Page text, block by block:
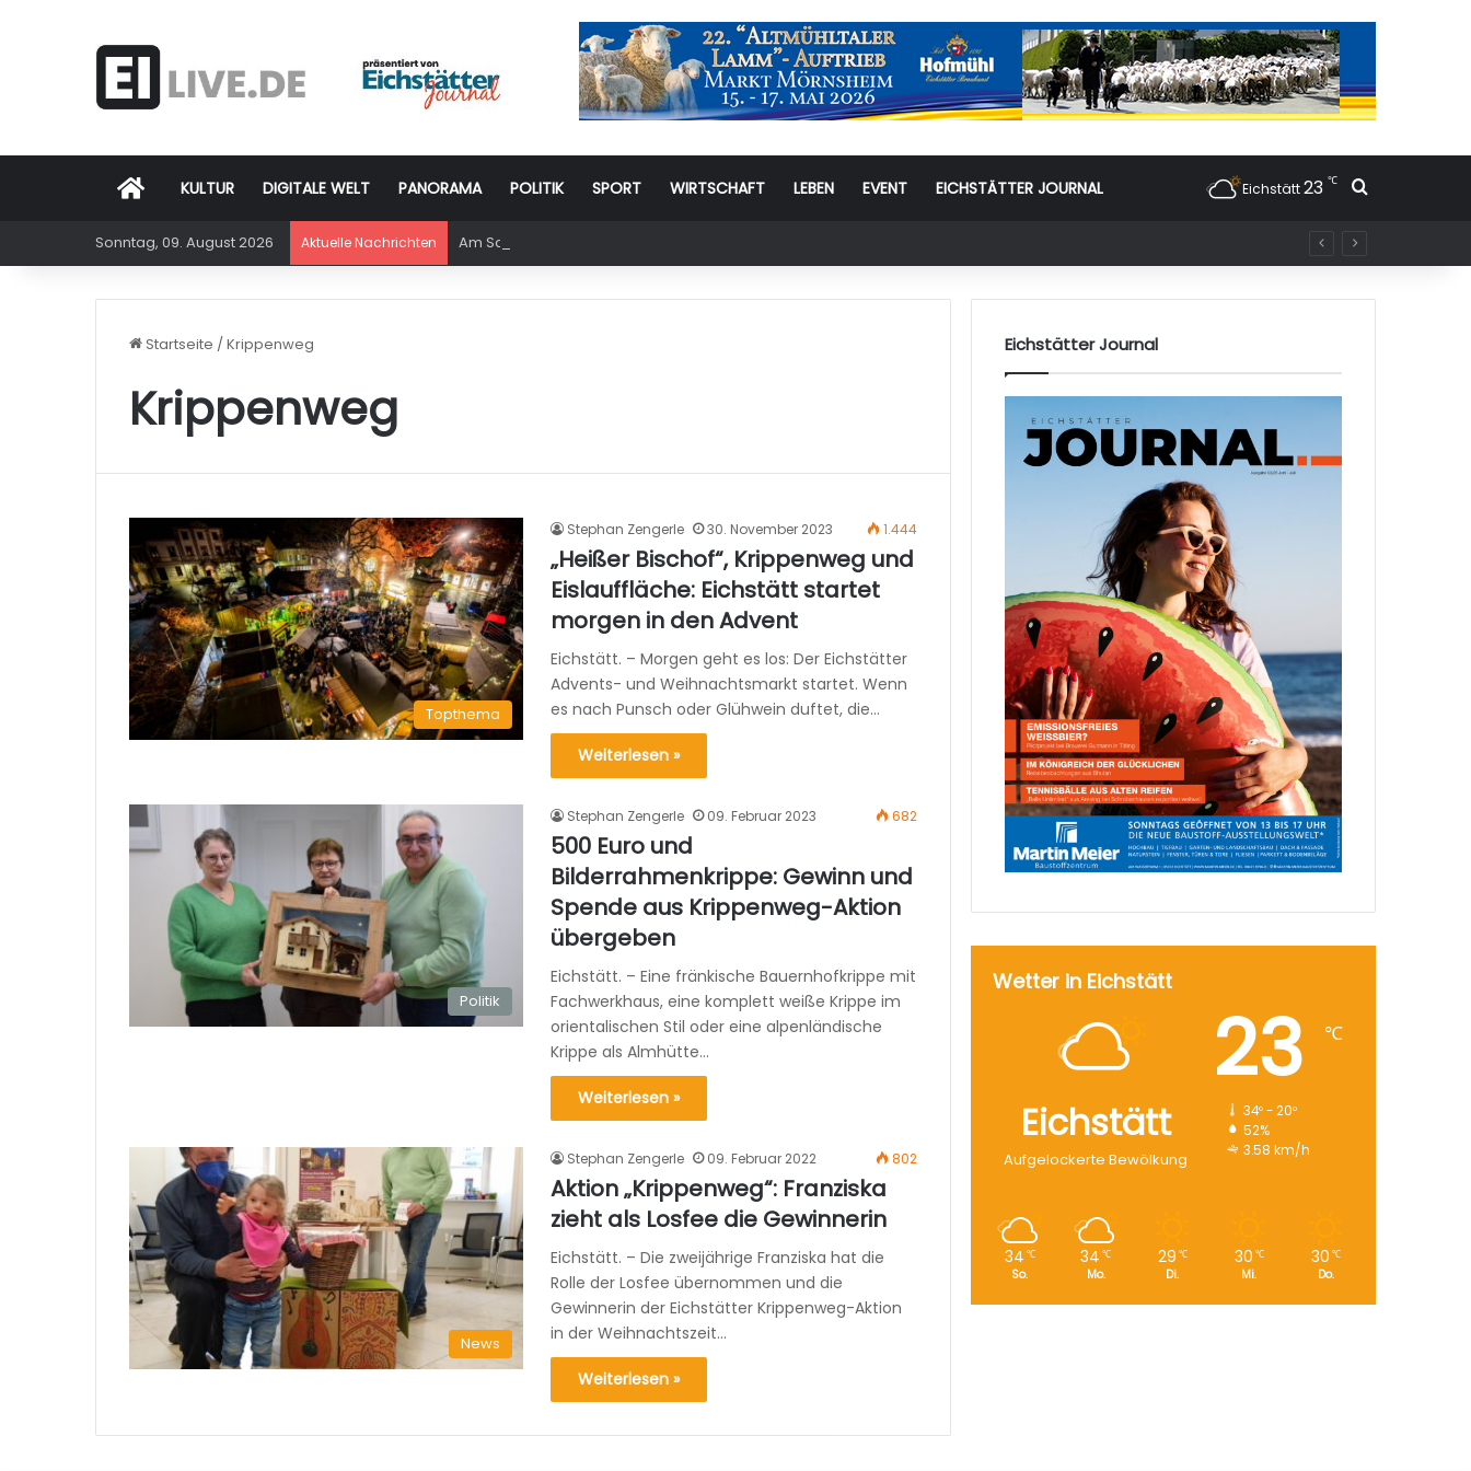
Startseite
KULTUR DIGITALE WELT PANORAMA POLITIK SPORT WIRTSCHAFT LEBEN EVENT EICHSTÄTTER JOURNAL Eichstätt23 ℃ Suchen
Sonntag, 09. August 2026 Aktuelle Nachrichten Am Samstag: 6. Eichstätter Kinder- und Jugendtag – für ganze Familie
Startseite /Krippenweg
Krippenweg
Topthema
Stephan Zengerle 30. November 2023 1.444
„Heißer Bischof“, Krippenweg und
Eislauffläche: Eichstätt startet
morgen in den Advent
Eichstätt. – Morgen geht es los: Der Eichstätter
Advents- und Weihnachtsmarkt startet. Wenn
es nach Punsch oder Glühwein duftet, die…
Weiterlesen »
Politik
Stephan Zengerle 09. Februar 2023 682
500 Euro und
Bilderrahmenkrippe: Gewinn und
Spende aus Krippenweg-Aktion
übergeben
Eichstätt. – Eine fränkische Bauernhofkrippe mit
Fachwerkhaus, eine komplett weiße Krippe im
orientalischen Stil oder eine alpenländische
Krippe als Almhütte…
Weiterlesen »
News
Stephan Zengerle 09. Februar 2022 802
Aktion „Krippenweg“: Franziska
zieht als Losfee die Gewinnerin
Eichstätt. – Die zweijährige Franziska hat die
Rolle der Losfee übernommen und die
Gewinnerin der Eichstätter Krippenweg-Aktion
in der Weihnachtszeit…
Weiterlesen »
Eichstätter Journal
Wetter in Eichstätt
Eichstätt
Aufgelockerte Bewölkung
23 ℃
34º - 20º
52%
3.58 km/h
34 ℃
So.
34 ℃
Mo.
29 ℃
Di.
30 ℃
Mi.
30 ℃
Do.